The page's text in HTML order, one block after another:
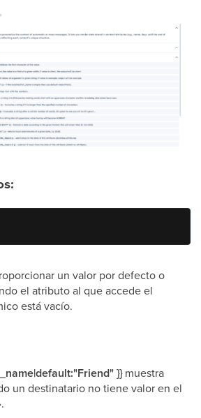
un valor por defecto o
el atributo al que accede el
está vacío.
}}muestra
un destinatario no tiene valor en el